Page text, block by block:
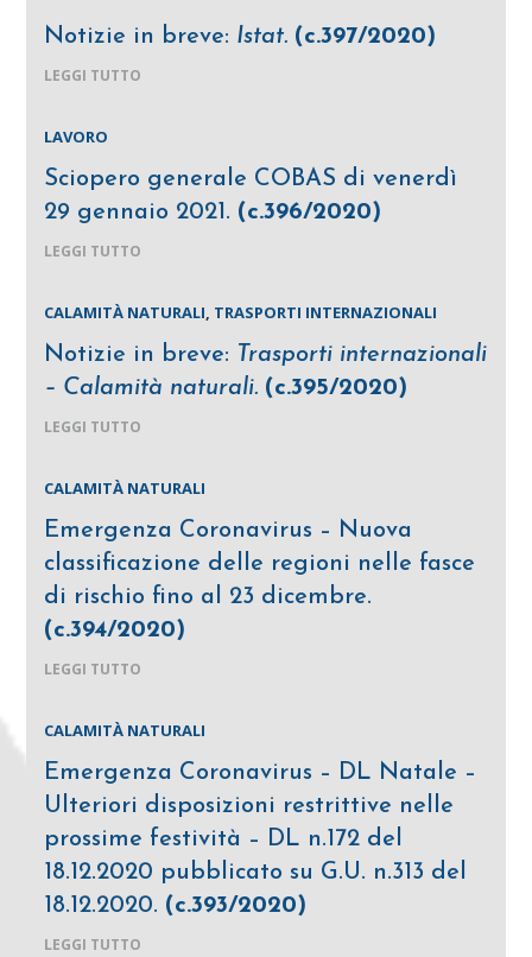
Notizie in breve: Istat. (c.397/2020)
LEGGI TUTTO
LAVORO
Sciopero generale COBAS di venerdì
29 gennaio 2021. (c.396/2020)
LEGGI TUTTO
CALAMITÀ NATURALI, TRASPORTI INTERNAZIONALI
Notizie in breve: Trasporti internazionali
– Calamità naturali. (c.395/2020)
LEGGI TUTTO
CALAMITÀ NATURALI
Emergenza Coronavirus – Nuova
classificazione delle regioni nelle fasce
di rischio fino al 23 dicembre.
(c.394/2020)
LEGGI TUTTO
CALAMITÀ NATURALI
Emergenza Coronavirus – DL Natale –
Ulteriori disposizioni restrittive nelle
prossime festività – DL n.172 del
18.12.2020 pubblicato su G.U. n.313 del
18.12.2020. (c.393/2020)
LEGGI TUTTO